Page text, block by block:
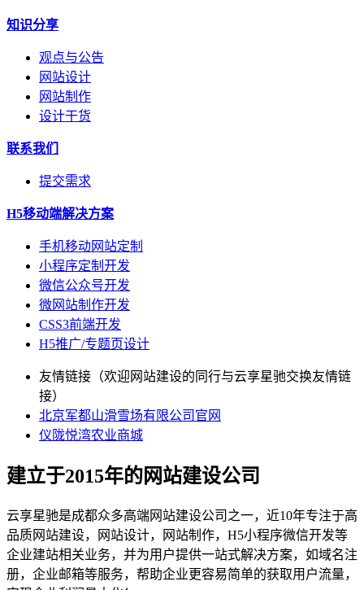
知识分享
观点与公告
网站设计
网站制作
设计干货
联系我们
提交需求
H5移动端解决方案
手机移动网站定制
小程序定制开发
微信公众号开发
微网站制作开发
CSS3前端开发
H5推广/专题页设计
友情链接（欢迎网站建设的同行与云享星驰交换友情链
接）
北京军都山滑雪场有限公司官网
仪陇悦湾农业商城
建立于2015年的网站建设公司
云享星驰是成都众多高端网站建设公司之一，近10年专注于高
品质网站建设，网站设计，网站制作，H5小程序微信开发等
企业建站相关业务，并为用户提供一站式解决方案，如域名注
册，企业邮箱等服务，帮助企业更容易简单的获取用户流量，